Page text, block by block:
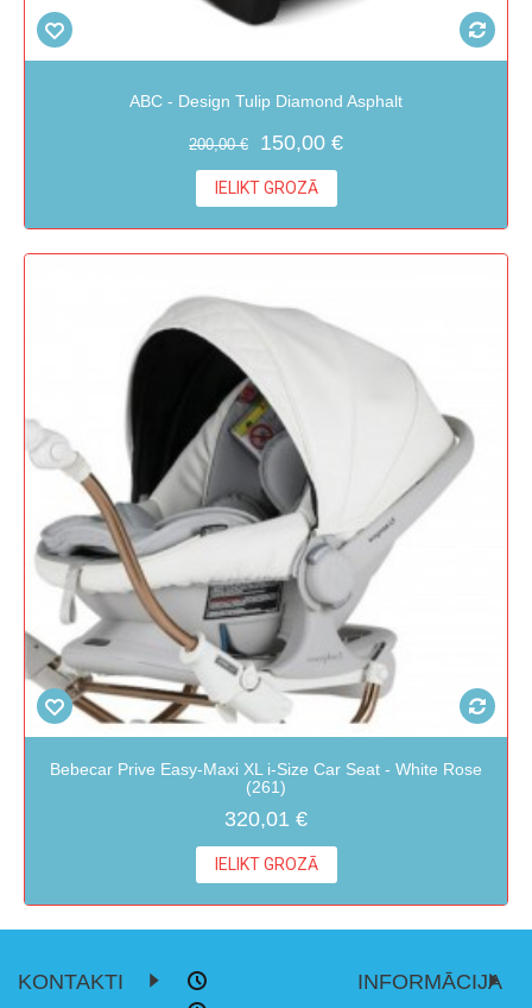
ABC - Design Tulip Diamond Asphalt
200,00 € 150,00 €
IELIKT GROZĀ
Bebecar Prive Easy-Maxi XL i-Size Car Seat - White Rose
(261)
320,01 €
IELIKT GROZĀ
KONTAKTI INFORMĀCIJA